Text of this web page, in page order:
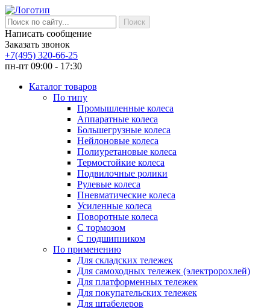
Написать сообщение
Заказать звонок
+7(495) 320-66-25
пн-пт 09:00 - 17:30
Каталог товаров
По типу
Промышленные колеса
Аппаратные колеса
Большегрузные колеса
Нейлоновые колеса
Полиуретановые колеса
Термостойкие колеса
Подвилочные ролики
Рулевые колеса
Пневматические колеса
Усиленные колеса
Поворотные колеса
С тормозом
С подшипником
По применению
Для складских тележек
Для самоходных тележек (электророхлей)
Для платформенных тележек
Для покупательских тележек
Для штабелеров